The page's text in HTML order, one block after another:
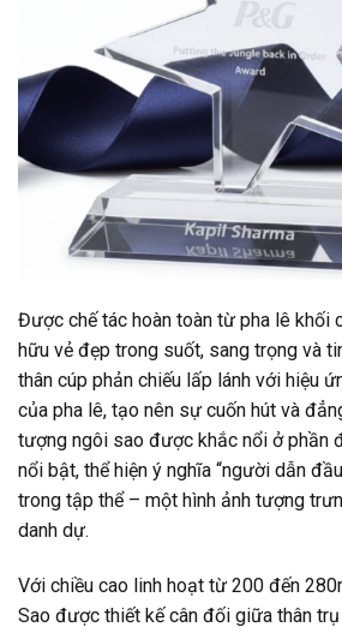
Được chế tác hoàn toàn từ pha lê khối
hữu vẻ đẹp trong suốt, sang trọng và
thân cúp phản chiếu lấp lánh với hiệu
của pha lê, tạo nên sự cuốn hút và
tượng ngôi sao được khắc nổi ở phần
nổi bật, thể hiện ý nghĩa “người dẫn
trong tập thể – một hình ảnh tượng
danh dự.
Với chiều cao linh hoạt từ 200 đến
Sao được thiết kế cân đối giữa thân